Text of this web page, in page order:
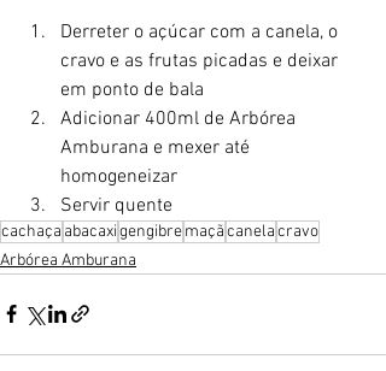
Derreter o açúcar com a canela, o
cravo e as frutas picadas e deixar
em ponto de bala
Adicionar 400ml de Arbórea
Amburana e mexer até
homogeneizar
Servir quente
cachaça abacaxigengibremaçãcanelacravo
Arbórea Amburana